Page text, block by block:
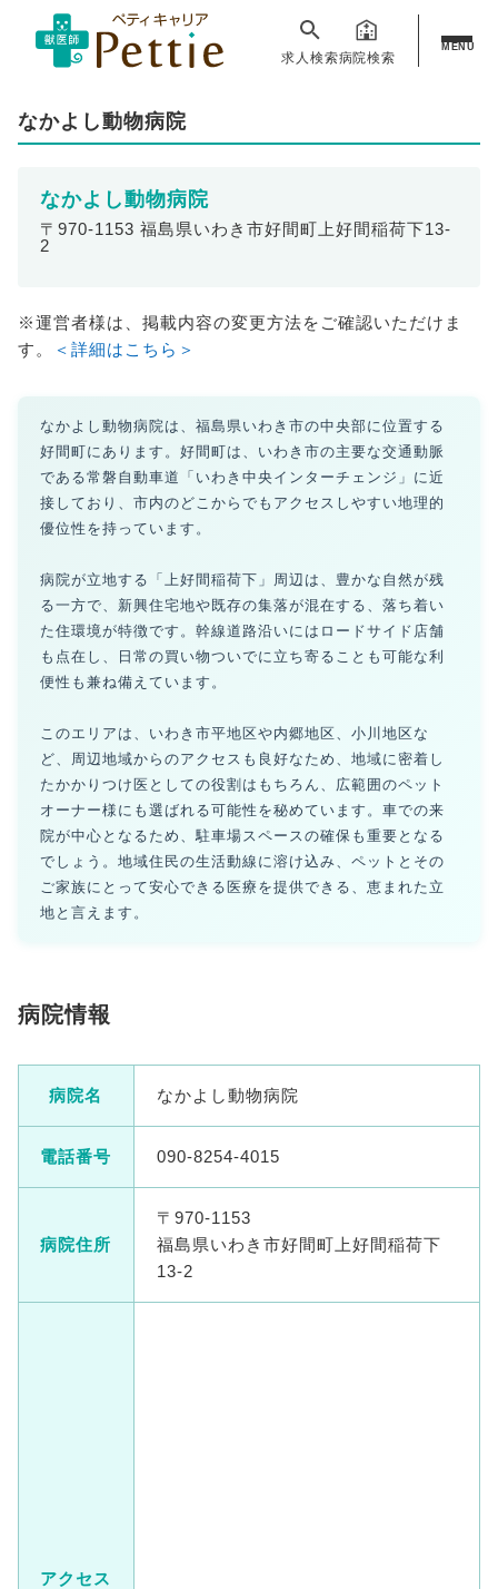
求人検索病院検索
MENU
なかよし動物病院
なかよし動物病院
〒970-1153 福島県いわき市好間町上好間稲荷下13-
2
※運営者様は、掲載内容の変更方法をご確認いただけま
す。
＜詳細はこちら＞
なかよし動物病院は、福島県いわき市の中央部に位置する
好間町にあります。好間町は、いわき市の主要な交通動脈
である常磐自動車道「いわき中央インターチェンジ」に近
接しており、市内のどこからでもアクセスしやすい地理的
優位性を持っています。
病院が立地する「上好間稲荷下」周辺は、豊かな自然が残
る一方で、新興住宅地や既存の集落が混在する、落ち着い
た住環境が特徴です。幹線道路沿いにはロードサイド店舗
も点在し、日常の買い物ついでに立ち寄ることも可能な利
便性も兼ね備えています。
このエリアは、いわき市平地区や内郷地区、小川地区な
ど、周辺地域からのアクセスも良好なため、地域に密着し
たかかりつけ医としての役割はもちろん、広範囲のペット
オーナー様にも選ばれる可能性を秘めています。車での来
院が中心となるため、駐車場スペースの確保も重要となる
でしょう。地域住民の生活動線に溶け込み、ペットとその
ご家族にとって安心できる医療を提供できる、恵まれた立
地と言えます。
病院情報
病院名 なかよし動物病院
電話番号 090-8254-4015
病院住所
〒970-1153
福島県いわき市好間町上好間稲荷下
13-2
アクセス